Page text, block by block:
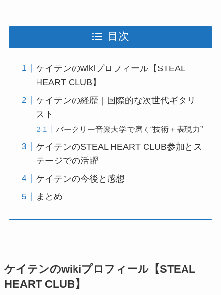
目次
ケイテンのwikiプロフィール【STEAL
HEART CLUB】
ケイテンの経歴｜国際的な次世代ギタリ
スト
バークリー音楽大学で磨く“技術＋表現力”
ケイテンのSTEAL HEART CLUB参加とス
テージでの活躍
ケイテンの今後と感想
まとめ
ケイテンのwikiプロフィール【STEAL
HEART CLUB】